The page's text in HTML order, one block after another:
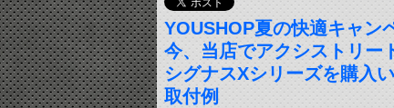
YOUSHOP夏の快適キャン
今、当店でアクシストリー
シグナスXシリーズを購入
取付例